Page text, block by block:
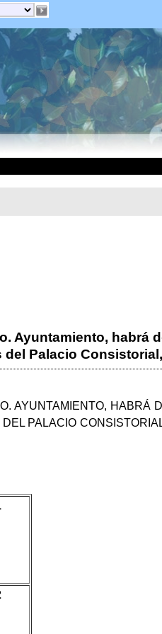
Ayuntamiento, habrá
Palacio
AYUNTAMIENTO, HABRÁ
PALACIO